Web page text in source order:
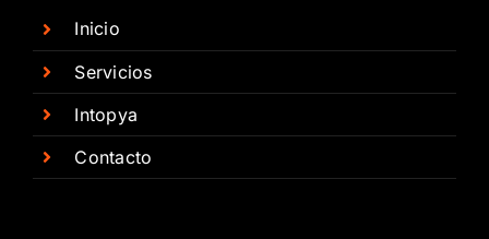
Inicio
Servicios
Intopya
Contacto